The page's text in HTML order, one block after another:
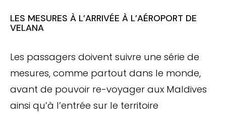
LES MESURES À L’ARRIVÉE À L’AÉROPORT DE
VELANA
Les passagers doivent suivre une série de
mesures, comme partout dans le monde,
avant de pouvoir re-voyager aux Maldives
ainsi qu’à l’entrée sur le territoire